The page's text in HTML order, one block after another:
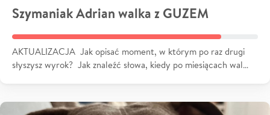
Szymaniak Adrian walka z GUZEM
AKTUALIZACJA Jak opisać moment, w którym po raz drugi
słyszysz wyrok? Jak znaleźć słowa, kiedy po miesiącach wal…